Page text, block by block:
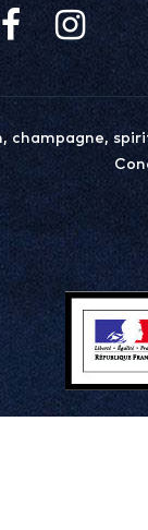
champagne,